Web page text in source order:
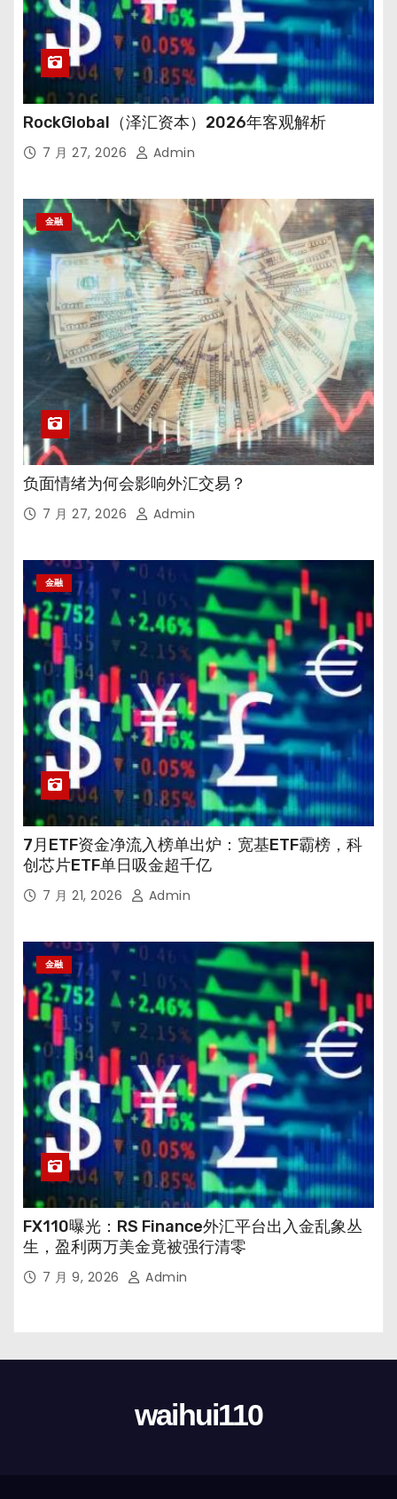
RockGlobal（泽汇资本）2026年客观解析
7 月 27, 2026 Admin
金融
负面情绪为何会影响外汇交易？
7 月 27, 2026 Admin
金融
7月ETF资金净流入榜单出炉：宽基ETF霸榜，科
创芯片ETF单日吸金超千亿
7 月 21, 2026 Admin
金融
FX110曝光：RS Finance外汇平台出入金乱象丛
生，盈利两万美金竟被强行清零
7 月 9, 2026 Admin
waihui110